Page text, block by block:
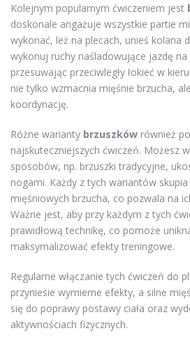
Kolejnym popularnym ćwiczeniem jest
doskonale angażuje wszystkie partie
wykonać, leż na plecach, unieś kolana
wykonuj ruchy naśladowujące jazdę
przesuwając przeciwległy łokieć w
nie tylko wzmacnia mięśnie brzucha,
koordynację.
Różne warianty brzuszków również
najskuteczniejszych ćwiczeń. Możesz
sposobów, np. brzuszki tradycyjne,
nogami. Każdy z tych wariantów
mięśniowych brzucha, co pozwala na
Ważne jest, aby przy każdym z tych
prawidłową technikę, co pomoże
maksymalizować efekty treningowe.
Regularne włączanie tych ćwiczeń do
przyniesie wymierne efekty, a silne
się do poprawy postawy ciała oraz
aktywnościach fizycznych.